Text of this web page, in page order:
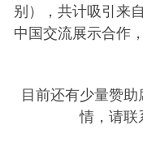
别），共计吸引来
中国交流展示合作
目前还有少量赞
情，请联